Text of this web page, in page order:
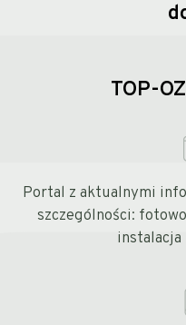
TOP-
Portal z aktualnymi
szczególności:
instalacja